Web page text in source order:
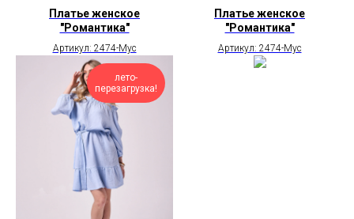
Платье женское
"Романтика"
Артикул: 2474-Мус
Платье женское
"Романтика"
Артикул: 2474-Мус
лето-
перезагрузка!